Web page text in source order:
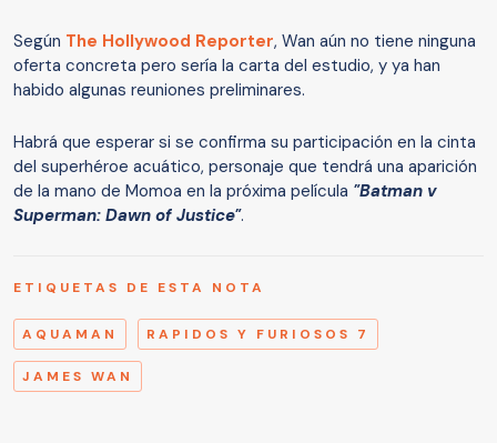
Según The Hollywood Reporter, Wan aún no tiene ninguna
oferta concreta pero sería la carta del estudio, y ya han
habido algunas reuniones preliminares.
Habrá que esperar si se confirma su participación en la cinta
del superhéroe acuático, personaje que tendrá una aparición
de la mano de Momoa en la próxima película "Batman v
Superman: Dawn of Justice".
ETIQUETAS DE ESTA NOTA
AQUAMAN RAPIDOS Y FURIOSOS 7
JAMES WAN